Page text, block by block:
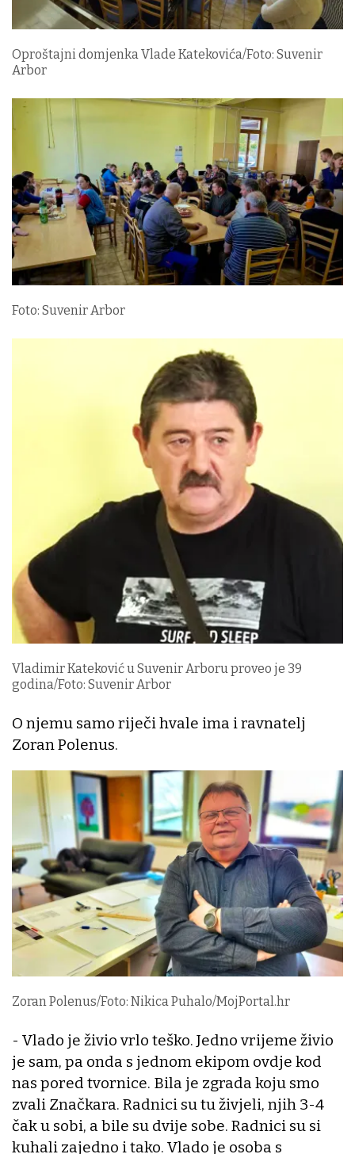
Oproštajni domjenka Vlade Katekovića/Foto: Suvenir
Arbor
Foto: Suvenir Arbor
Vladimir Kateković u Suvenir Arboru proveo je 39
godina/Foto: Suvenir Arbor
O njemu samo riječi hvale ima i ravnatelj
Zoran Polenus.
Zoran Polenus/Foto: Nikica Puhalo/MojPortal.hr
- Vlado je živio vrlo teško. Jedno vrijeme živio
je sam, pa onda s jednom ekipom ovdje kod
nas pored tvornice. Bila je zgrada koju smo
zvali Značkara. Radnici su tu živjeli, njih 3-4
čak u sobi, a bile su dvije sobe. Radnici su si
kuhali zajedno i tako. Vlado je osoba s